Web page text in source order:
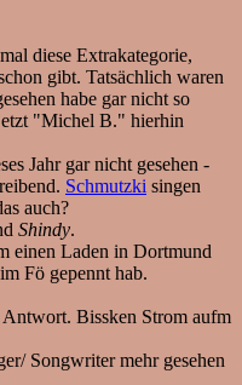
diese Extrakategorie,
gibt. Tatsächlich waren
habe gar nicht so
"Michel B." hierhin
Jahr gar nicht gesehen -
Schmutzki singen
auch?
Shindy.
einen Laden in Dortmund
Fö gepennt hab.
Bissken Strom aufm
Songwriter mehr gesehen